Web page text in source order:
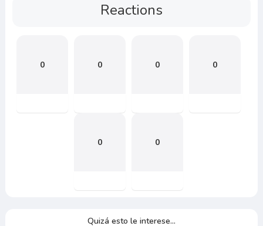
Reactions
0 0 0 0
0 0
Quizá esto le interese...